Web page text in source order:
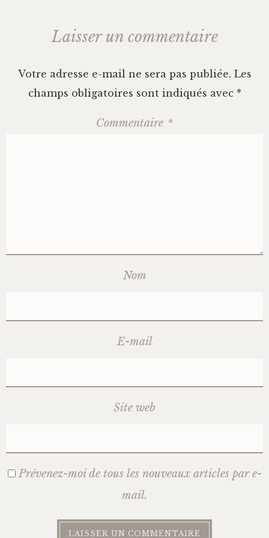
Laisser un commentaire
Votre adresse e-mail ne sera pas publiée. Les
champs obligatoires sont indiqués avec *
Commentaire *
Nom
E-mail
Site web
Prévenez-moi de tous les nouveaux articles par e-
mail.